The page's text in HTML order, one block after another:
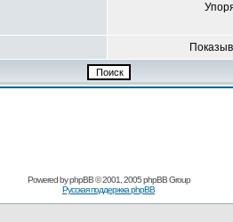
Powered byphpBB© 2001, 2005 phpBB Group
Русская поддержка phpBB